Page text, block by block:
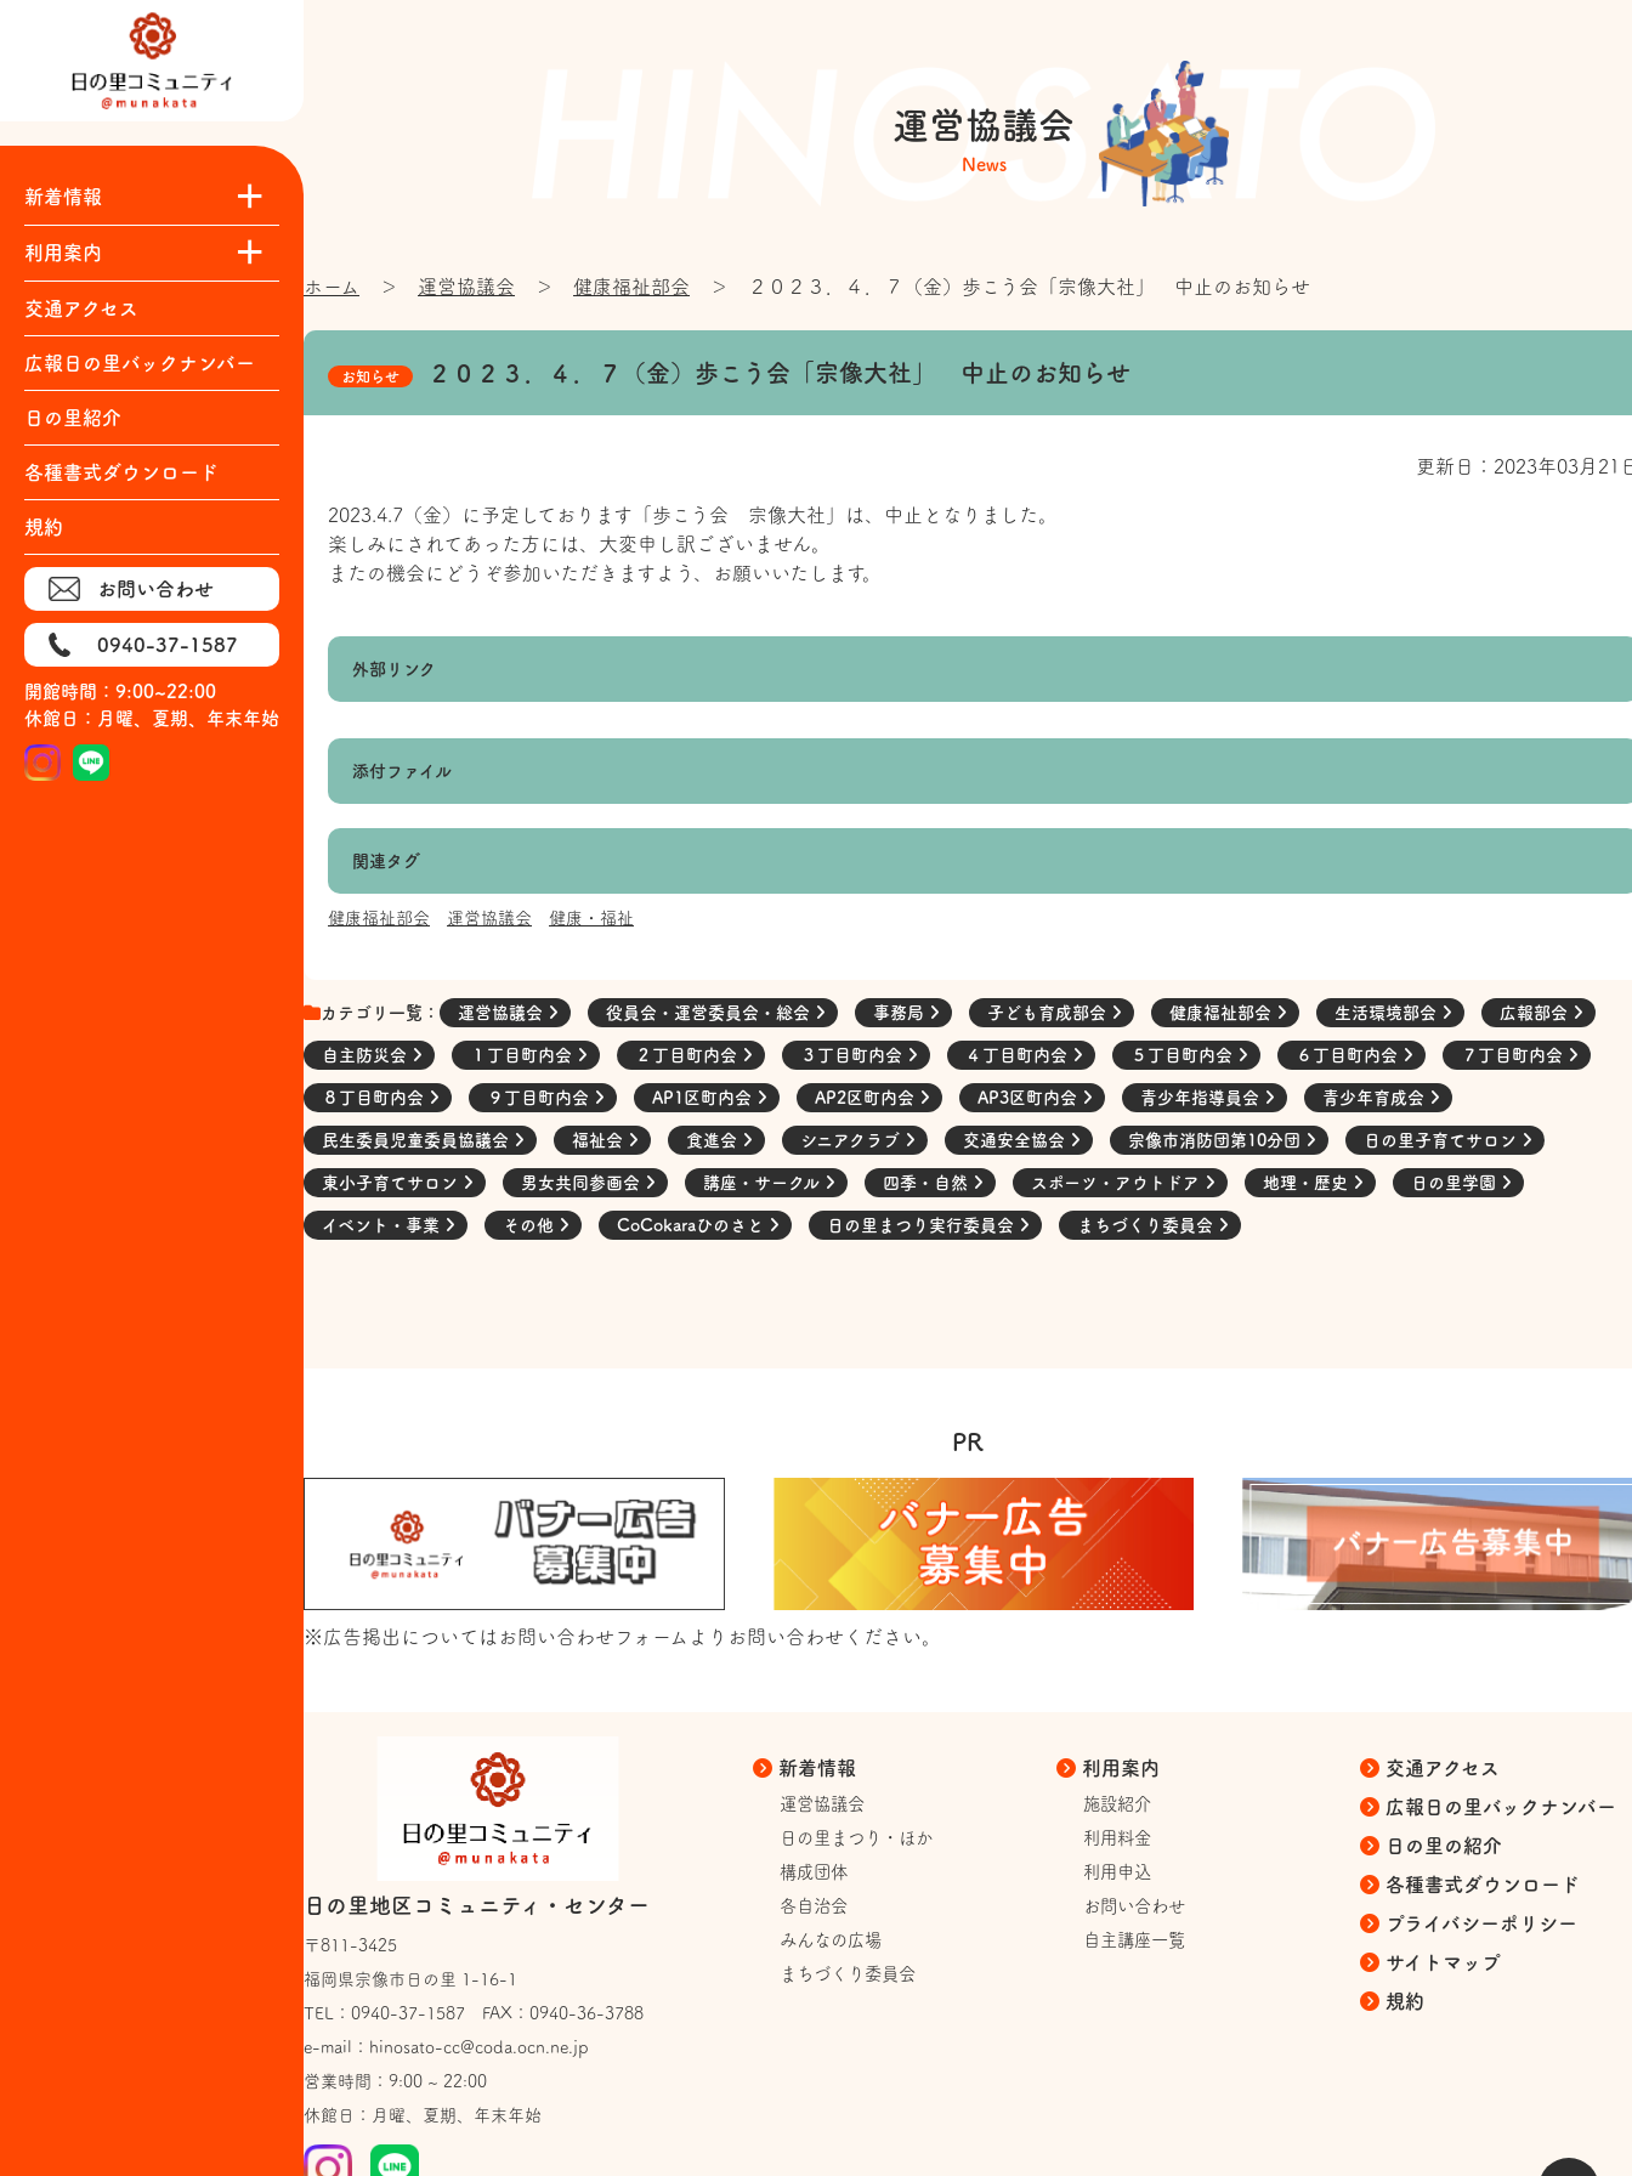
新着情報
運営協議会
日の里まつり・ほか
構成団体
各自治会
まちづくり委員会
みんなの広場
利用案内
施設紹介
利用料金
利用申込
お問い合わせ
自主講座一覧
交通アクセス
広報日の里バックナンバー
日の里紹介
各種書式ダウンロード
規約
お問い合わせ
0940-37-1587
開館時間：9:00~22:00
休館日：月曜、夏期、年末年始
運営協議会
News
ホーム ＞ 運営協議会 ＞ 健康福祉部会 ＞ ２０２３．４．７（金）歩こう会「宗像大社」 中止のお知らせ
お知らせ ２０２３．４．７（金）歩こう会「宗像大社」 中止のお知らせ
更新日：2023年03月21
2023.4.7（金）に予定しております「歩こう会 宗像大社」は、中止となりました。
楽しみにされてあった方には、大変申し訳ございません。
またの機会にどうぞ参加いただきますよう、お願いいたします。
外部リンク
添付ファイル
関連タグ
健康福祉部会 運営協議会 健康・福祉
カテゴリ一覧： 運営協議会 役員会・運営委員会・総会 事務局 子ども育成部会 健康福祉部会 生活環境部会 広報部会
自主防災会 １丁目町内会 ２丁目町内会 ３丁目町内会 ４丁目町内会 ５丁目町内会 ６丁目町内会 ７丁目町内会
８丁目町内会 ９丁目町内会 AP1区町内会 AP2区町内会 AP3区町内会 青少年指導員会 青少年育成会
民生委員児童委員協議会 福祉会 食進会 シニアクラブ 交通安全協会 宗像市消防団第10分団 日の里子育てサロン
東小子育てサロン 男女共同参画会 講座・サークル 四季・自然 スポーツ・アウトドア 地理・歴史 日の里学園
イベント・事業 その他 CoCokaraひのさと 日の里まつり実行委員会 まちづくり委員会
PR
※広告掲出については お問い合わせフォーム よりお問い合わせください。
日の里地区コミュニティ・センター
〒811-3425
福岡県宗像市日の里 1-16-1
TEL： 0940-37-1587 FAX：0940-36-3788
e-mail： hinosato-cc@coda.ocn.ne.jp
営業時間：9:00 ~ 22:00
休館日：月曜、夏期、年末年始
新着情報
運営協議会
日の里まつり・ほか
構成団体
各自治会
みんなの広場
まちづくり委員会
利用案内
施設紹介
利用料金
利用申込
お問い合わせ
自主講座一覧
交通アクセス
広報日の里バックナンバー
日の里の紹介
各種書式ダウンロード
プライバシーポリシー
サイトマップ
規約